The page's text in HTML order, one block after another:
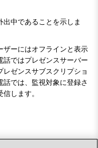
出中であることを示しま
ザーにはオフラインと表示
話ではプレゼンスサーバー
ゼンスサブスクリプショ
話では、監視対象に登録さ
します。